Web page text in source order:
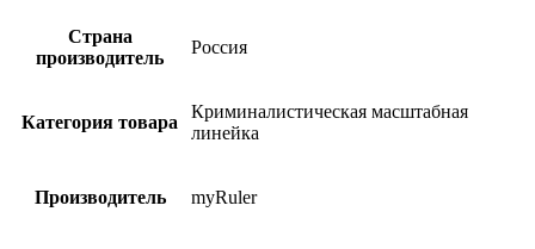
Страна
производитель
Россия
Категория товара
Криминалистическая масштабная
линейка
Производитель myRuler